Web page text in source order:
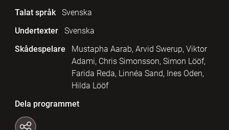
Talat språk
Svenska
Undertexter
Svenska
Skådespelare
Mustapha Aarab, Arvid Swerup, Viktor
Adami, Chris Simonsson, Simon Lööf,
Farida Reda, Linnéa Sand, Ines Oden,
Hilda Lööf
Dela programmet